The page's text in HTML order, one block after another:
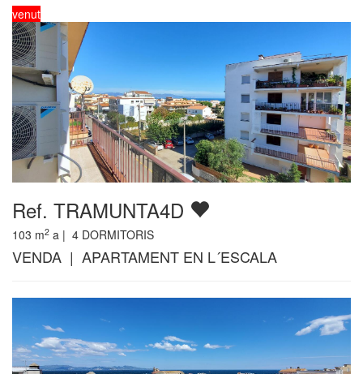
venut
Ref. TRAMUNTA4D
103 m2 a | 4 DORMITORIS
VENDA | APARTAMENT EN L´ESCALA